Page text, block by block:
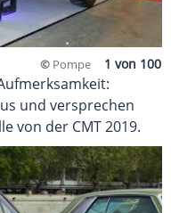
© Pompe
und versprechen
von der CMT 2019.